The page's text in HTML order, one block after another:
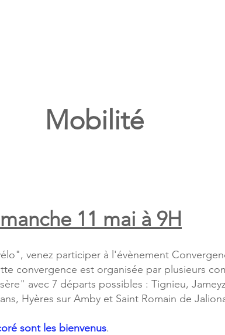
Mobilité
11 mai à 9H
venez participer à l'évènement
convergence est organisée par plusieurs
avec 7 départs possibles : Tignieu,
Hyères sur Amby et Saint Romain de
sont les bienvenus.